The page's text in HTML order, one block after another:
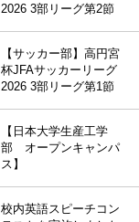
2026 3部リーグ第2節
【サッカー部】高円宮
杯JFAサッカーリーグ
2026 3部リーグ第1節
【日本大学生産工学
部 オープンキャンパ
ス】
校内英語スピーチコン